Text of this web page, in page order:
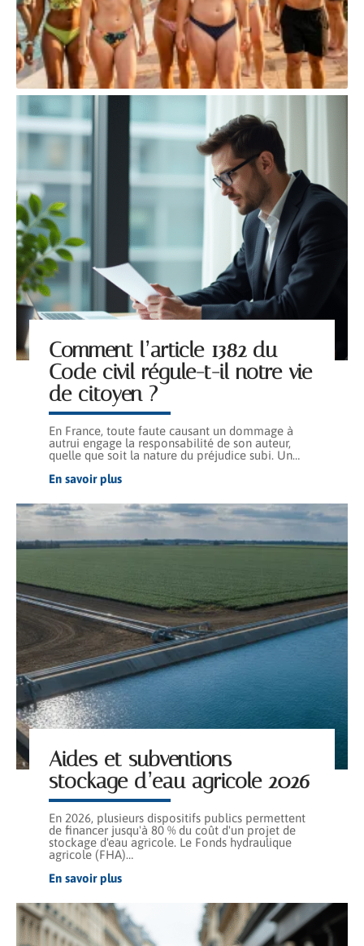
Comment l’article 1382 du
Code civil régule-t-il notre vie
de citoyen ?
En France, toute faute causant un dommage à
autrui engage la responsabilité de son auteur,
quelle que soit la nature du préjudice subi. Un…
En savoir plus
Aides et subventions
stockage d’eau agricole 2026
En 2026, plusieurs dispositifs publics permettent
de financer jusqu'à 80 % du coût d'un projet de
stockage d'eau agricole. Le Fonds hydraulique
agricole (FHA)…
En savoir plus